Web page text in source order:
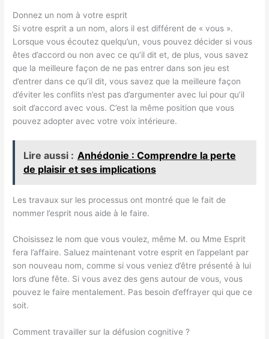
Donnez un nom à votre esprit
Si votre esprit a un nom, alors il est différent de « vous ».
Lorsque vous écoutez quelqu’un, vous pouvez décider si vous
êtes d’accord ou non avec ce qu’il dit et, de plus, vous savez
que la meilleure façon de ne pas entrer dans son jeu est
d’entrer dans ce qu’il dit, vous savez que la meilleure façon
d’éviter les conflits n’est pas d’argumenter avec lui pour qu’il
soit d’accord avec vous. C’est la même position que vous
pouvez adopter avec votre voix intérieure.
Lire aussi : Anhédonie : Comprendre la perte
de plaisir et ses implications
Les travaux sur les processus ont montré que le fait de
nommer l’esprit nous aide à le faire.
Choisissez le nom que vous voulez, même M. ou Mme Esprit
fera l’affaire. Saluez maintenant votre esprit en l’appelant par
son nouveau nom, comme si vous veniez d’être présenté à lui
lors d’une fête. Si vous avez des gens autour de vous, vous
pouvez le faire mentalement. Pas besoin d’effrayer qui que ce
soit.
Comment travailler sur la défusion cognitive ?